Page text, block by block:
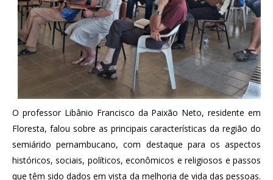
O professor Libânio Francisco da Paixão Neto, residente em
Floresta, falou sobre as principais características da região do
semiárido pernambucano, com destaque para os aspectos
históricos, sociais, políticos, econômicos e religiosos e passos
que têm sido dados em vista da melhoria de vida das pessoas.